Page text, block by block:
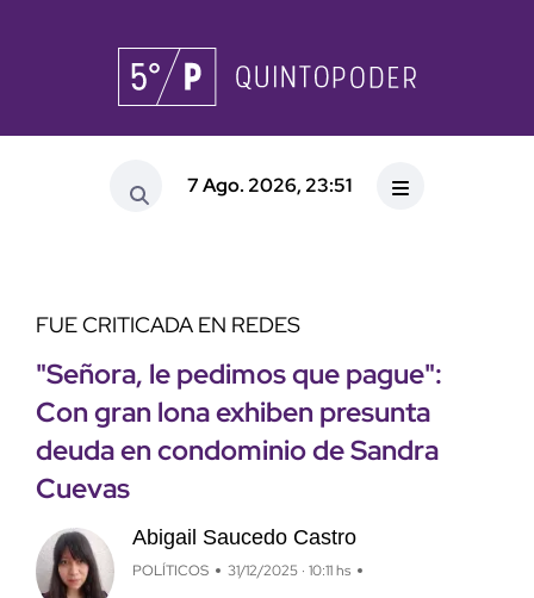
7 Ago. 2026, 23:51
FUE CRITICADA EN REDES
"Señora, le pedimos que pague":
Con gran lona exhiben presunta
deuda en condominio de Sandra
Cuevas
Abigail Saucedo Castro
POLÍTICOS 31/12/2025 · 10:11 hs